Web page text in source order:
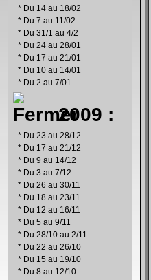
* Du 14 au 18/02
* Du 7 au 11/02
* Du 31/1 au 4/2
* Du 24 au 28/01
* Du 17 au 21/01
* Du 10 au 14/01
* Du 2 au 7/01
2009 :
* Du 23 au 28/12
* Du 17 au 21/12
* Du 9 au 14/12
* Du 3 au 7/12
* Du 26 au 30/11
* Du 18 au 23/11
* Du 12 au 16/11
* Du 5 au 9/11
* Du 28/10 au 2/11
* Du 22 au 26/10
* Du 15 au 19/10
* Du 8 au 12/10